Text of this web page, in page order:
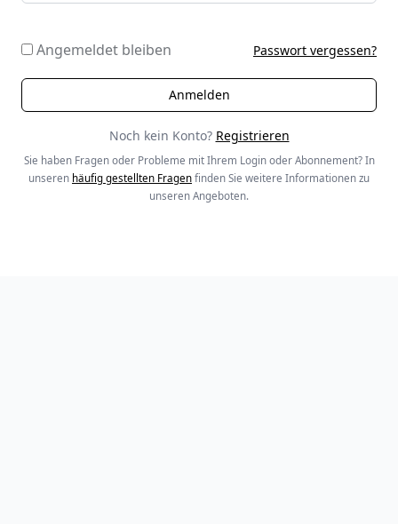
Angemeldet bleiben Passwort vergessen?
Noch kein Konto? Registrieren
Sie haben Fragen oder Probleme mit Ihrem Login oder Abonnement? In
unseren häufig gestellten Fragen finden Sie weitere Informationen zu
unseren Angeboten.